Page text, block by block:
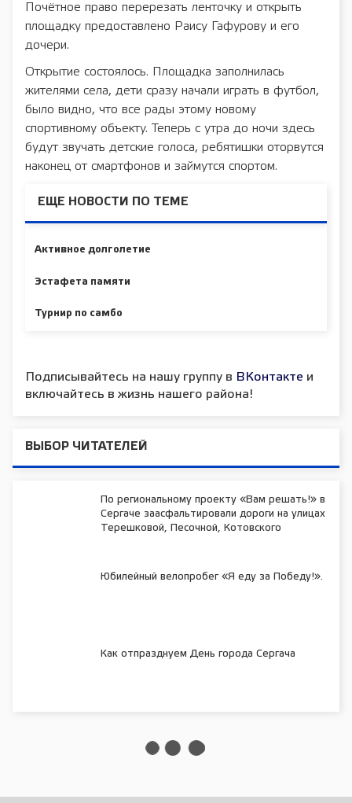
Почётное право перерезать ленточку и открыть
площадку предоставлено Раису Гафурову и его
дочери.
Открытие состоялось. Площадка заполнилась
жителями села, дети сразу начали играть в футбол,
было видно, что все рады этому новому
спортивному объекту. Теперь с утра до ночи здесь
будут звучать детские голоса, ребятишки оторвутся
наконец от смартфонов и займутся спортом.
ЕЩЕ НОВОСТИ ПО ТЕМЕ
Активное долголетие
Эстафета памяти
Турнир по самбо
Подписывайтесь на нашу группу в ВКонтакте и
включайтесь в жизнь нашего района!
ВЫБОР ЧИТАТЕЛЕЙ
По региональному проекту «Вам решать!» в
Сергаче заасфальтировали дороги на улицах
Терешковой, Песочной, Котовского
Юбилейный велопробег «Я еду за Победу!».
Как отпразднуем День города Сергача